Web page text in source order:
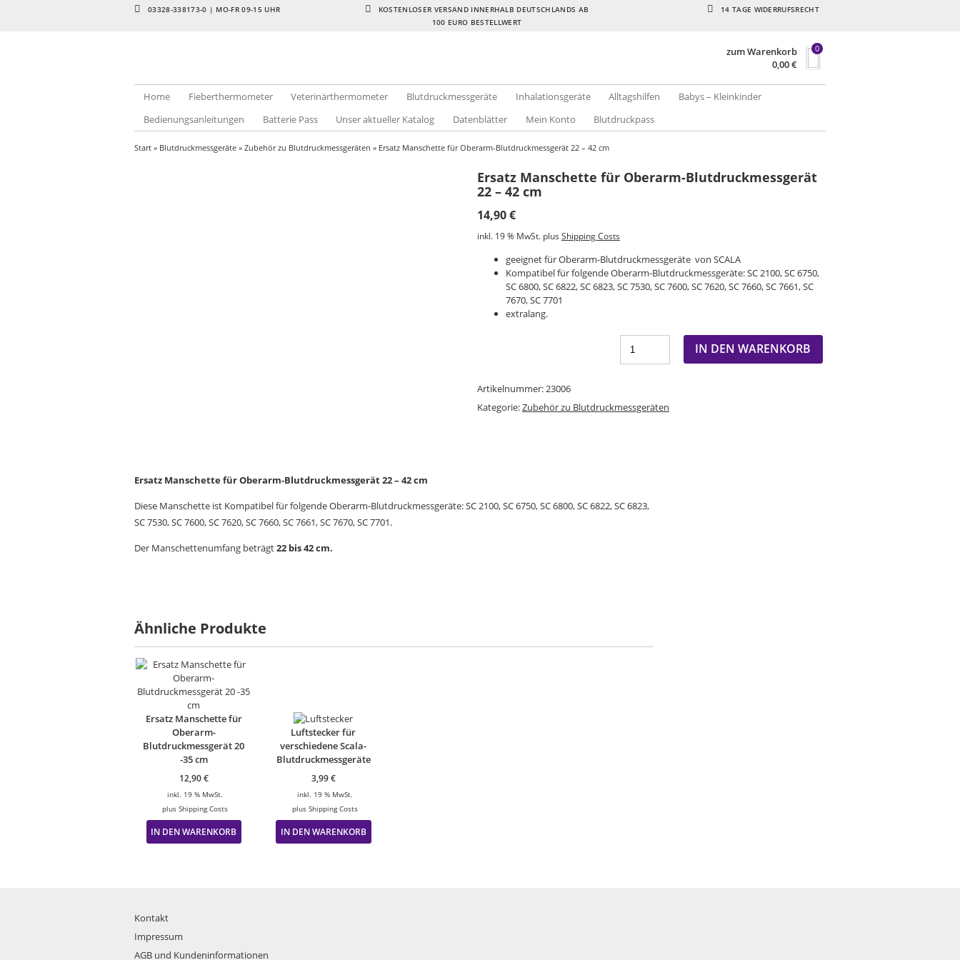
03328-338173-0 | MO-FR 09-15 UHR
KOSTENLOSER VERSAND INNERHALB DEUTSCHLANDS AB
100 EURO BESTELLWERT
14 TAGE WIDERRUFSRECHT
zum Warenkorb
0,00€
0
Home Fieberthermometer Veterinärthermometer Blutdruckmessgeräte Inhalationsgeräte Alltagshilfen
Babys – Kleinkinder
Bedienungsanleitungen
Batterie Pass Unser aktueller Katalog Datenblätter Mein Konto Blutdruckpass
Start » Blutdruckmessgeräte » Zubehör zu Blutdruckmessgeräten » Ersatz Manschette für Oberarm-Blutdruckmessgerät 22 – 42 cm
Ersatz Manschette für Oberarm-Blutdruckmessgerät
22 – 42 cm
14,90€
inkl. 19 % MwSt. plus Shipping Costs
geeignet für Oberarm-Blutdruckmessgeräte von SCALA
Kompatibel für folgende Oberarm-Blutdruckmessgeräte: SC 2100, SC 6750,
SC 6800, SC 6822, SC 6823, SC 7530, SC 7600, SC 7620, SC 7660, SC 7661, SC
7670, SC 7701
extralang.
IN DEN WARENKORB
Artikelnummer:23006
Kategorie:Zubehör zu Blutdruckmessgeräten
Ersatz Manschette für Oberarm-Blutdruckmessgerät 22 – 42 cm
Diese Manschette ist Kompatibel für folgende Oberarm-Blutdruckmessgeräte: SC 2100, SC 6750, SC 6800, SC 6822, SC 6823,
SC 7530, SC 7600, SC 7620, SC 7660, SC 7661, SC 7670, SC 7701.
Der Manschettenumfang beträgt22 bis 42 cm.
Ähnliche Produkte
Ersatz Manschette für
Oberarm-
Blutdruckmessgerät 20
-35 cm
12,90€
inkl. 19 % MwSt.
plusShipping Costs
IN DEN WARENKORB
Luftstecker für
verschiedene Scala-
Blutdruckmessgeräte
3,99€
inkl. 19 % MwSt.
plus Shipping Costs
IN DEN WARENKORB
Kontakt
Impressum
AGB und Kundeninformationen